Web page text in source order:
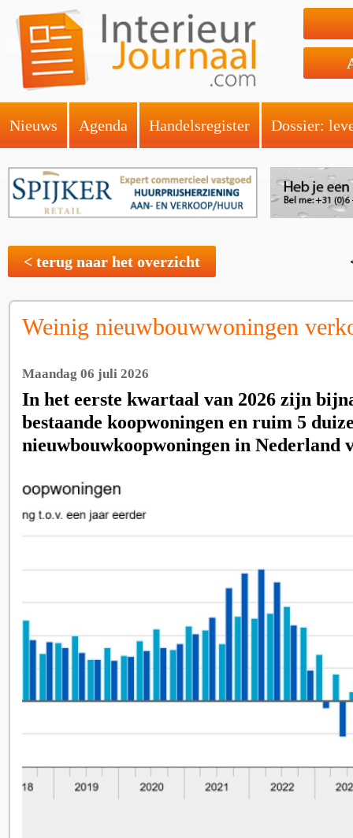
Nieuws Agenda Handelsregister Dossier:
< terug naar het overzicht
Weinig nieuwbouwwoningen
Maandag 06 juli 2026
In het eerste kwartaal van 2026 zijn
bestaande koopwoningen en ruim 5
nieuwbouwkoopwoningen in Nederland